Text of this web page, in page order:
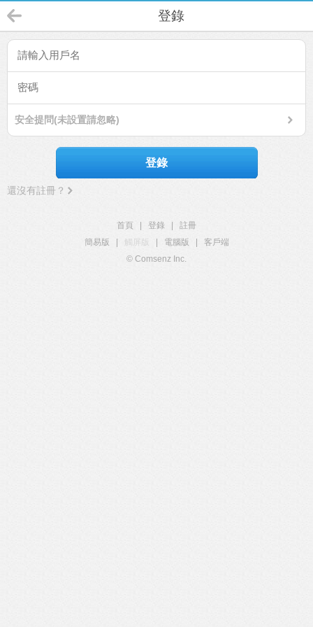
登錄
安全提問(未設置請忽略)
登錄
還沒有註冊？
首頁 登錄
註冊
簡易版
觸屏版 電腦版
客戶端
© Comsenz Inc.